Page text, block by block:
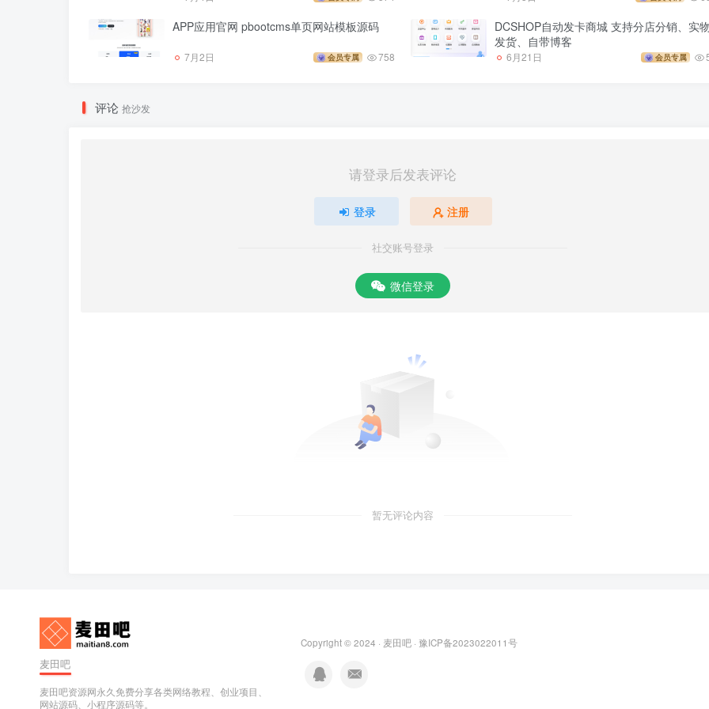
APP应用官网 pbootcms单页网站模板源码
7月2日 会员专属 758
DCSHOP自动发卡商城 支持分店分销、实
发货、自带博客
6月21日 会员专属
评论 抢沙发
请登录后发表评论
登录 注册
社交账号登录
微信登录
暂无评论内容
麦田吧
麦田吧资源网永久免费分享各类网络教程、创业项目、
网站源码、小程序源码等。
Copyright © 2024 · 麦田吧 · 豫ICP备2023022011号